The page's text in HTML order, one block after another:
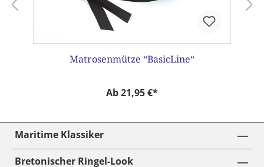
Matrosenmütze “BasicLine“
Ab 21,95 €*
Maritime Klassiker
Bretonischer Ringel-Look